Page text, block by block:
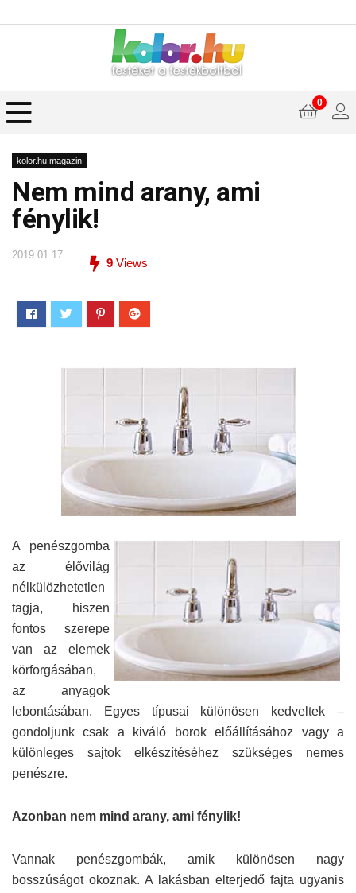
0
kolor.hu magazin
Nem mind arany, ami
fénylik!
2019.01.17.
9 Views
A penészgomba
az élővilág
nélkülözhetetlen
tagja, hiszen
fontos szerepe
van az elemek
körforgásában,
az anyagok
lebontásában. Egyes típusai különösen kedveltek –
gondoljunk csak a kiváló borok előállításához vagy a
különleges sajtok elkészítéséhez szükséges nemes
penészre.
Azonban nem mind arany, ami fénylik!
Vannak penészgombák, amik különösen nagy
bosszúságot okoznak. A lakásban elterjedő fajta ugyanis